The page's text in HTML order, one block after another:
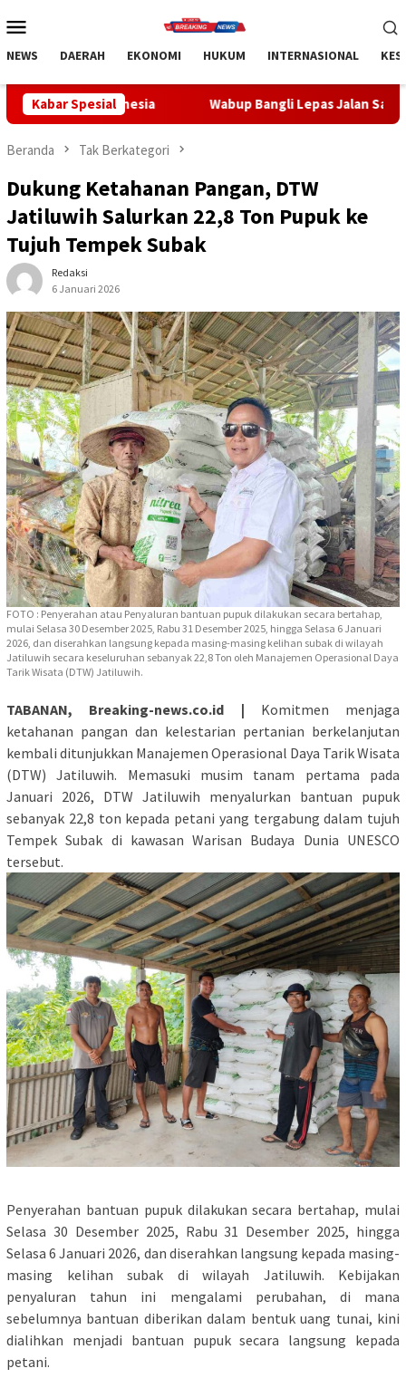
ke
Mobile
NEWS DAERAH EKONOMI HUKUM INTERNASIONAL
Kabar Spesial
Wabup Bangli Lepas Jalan Santai, Awali Rangkaian
Beranda Tak Berkategori
Dukung Ketahanan Pangan, DTW
Jatiluwih Salurkan 22,8 Ton Pupuk ke
Tujuh Tempek Subak
Redaksi
6 Januari 2026
FOTO : Penyerahan atau Penyaluran bantuan pupuk dilakukan secara bertahap,
mulai Selasa 30 Desember 2025, Rabu 31 Desember 2025, hingga Selasa 6 Januari
2026, dan diserahkan langsung kepada masing-masing kelihan subak di wilayah
Jatiluwih secara keseluruhan sebanyak 22,8 Ton oleh Manajemen Operasional Daya
Tarik Wisata (DTW) Jatiluwih.
TABANAN, Breaking-news.co.id | Komitmen menjaga
ketahanan pangan dan kelestarian pertanian berkelanjutan
kembali ditunjukkan Manajemen Operasional Daya Tarik Wisata
(DTW) Jatiluwih. Memasuki musim tanam pertama pada
Januari 2026, DTW Jatiluwih menyalurkan bantuan pupuk
sebanyak 22,8 ton kepada petani yang tergabung dalam tujuh
Tempek Subak di kawasan Warisan Budaya Dunia UNESCO
tersebut.
Penyerahan bantuan pupuk dilakukan secara bertahap, mulai
Selasa 30 Desember 2025, Rabu 31 Desember 2025, hingga
Selasa 6 Januari 2026, dan diserahkan langsung kepada masing-
masing kelihan subak di wilayah Jatiluwih. Kebijakan
penyaluran tahun ini mengalami perubahan, di mana
sebelumnya bantuan diberikan dalam bentuk uang tunai, kini
dialihkan menjadi bantuan pupuk secara langsung kepada
petani.